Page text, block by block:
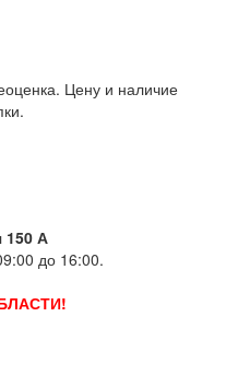
Цену и наличие
150 А
до 16:00.